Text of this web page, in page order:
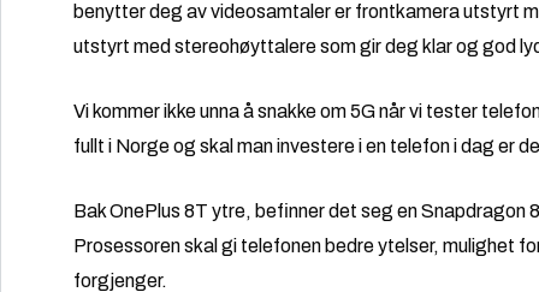
benytter deg av videosamtaler er frontkamera utstyrt
utstyrt med stereohøyttalere som gir deg klar og god
Vi kommer ikke unna å snakke om 5G når vi tester
fullt i Norge og skal man investere i en telefon i dag
Bak OnePlus 8T ytre, befinner det seg en Snapdragon
Prosessoren skal gi telefonen bedre ytelser, mulighet
forgjenger.